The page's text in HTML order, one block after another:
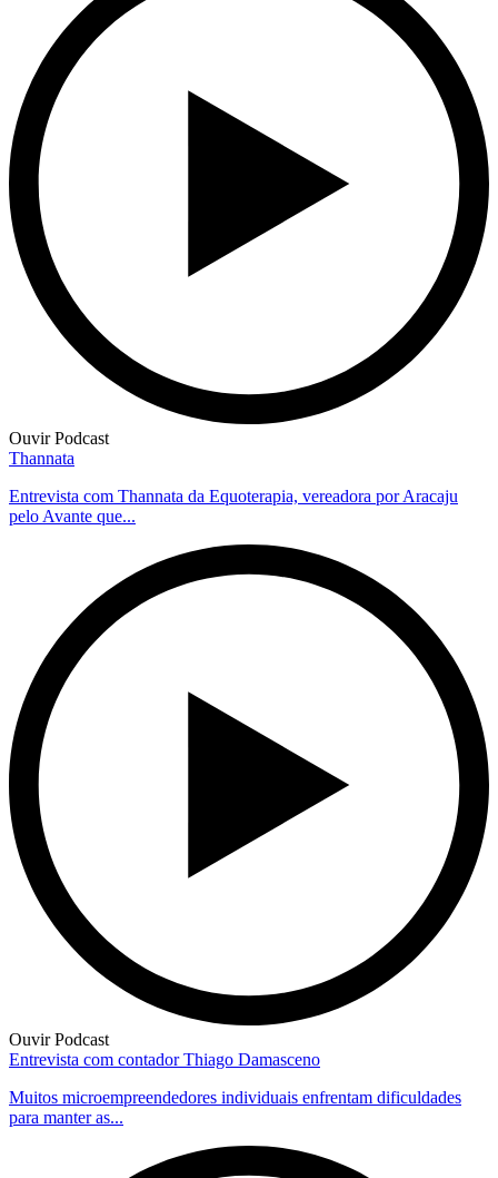
Ouvir Podcast
Thannata
Entrevista com Thannata da Equoterapia, vereadora por Aracaju
pelo Avante que...
Ouvir Podcast
Entrevista com contador Thiago Damasceno
Muitos microempreendedores individuais enfrentam dificuldades
para manter as...